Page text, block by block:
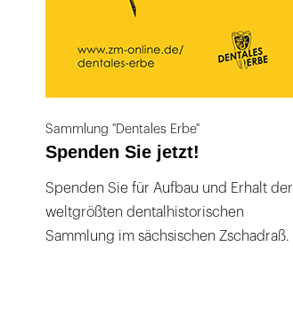
Sammlung "Dentales Erbe"
Spenden Sie jetzt!
Spenden Sie für Aufbau und Erhalt der
weltgrößten dentalhistorischen
Sammlung im sächsischen Zschadraß.